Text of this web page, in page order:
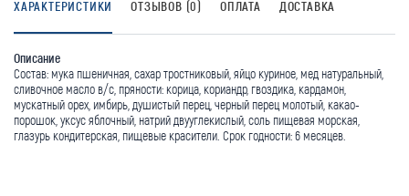
ХАРАКТЕРИСТИКИ ОТЗЫВОВ (0) ОПЛАТА ДОСТАВКА
Описание
Состав: мука пшеничная, сахар тростниковый, яйцо куриное, мед натуральный,
сливочное масло в/с, пряности: корица, кориандр, гвоздика, кардамон,
мускатный орех, имбирь, душистый перец, черный перец молотый, какао-
порошок, уксус яблочный, натрий двууглекислый, соль пищевая морская,
глазурь кондитерская, пищевые красители. Срок годности: 6 месяцев.